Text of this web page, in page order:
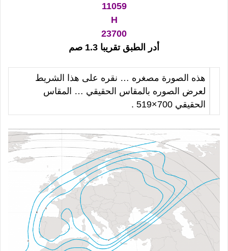
11059
H
23700
أدر الطبق تقريبا 1.3 صم
هذه الصورة مصغره … نقره على هذا الشريط
لعرض الصوره بالمقاس الحقيقي … المقاس
الحقيقي 700×519 .